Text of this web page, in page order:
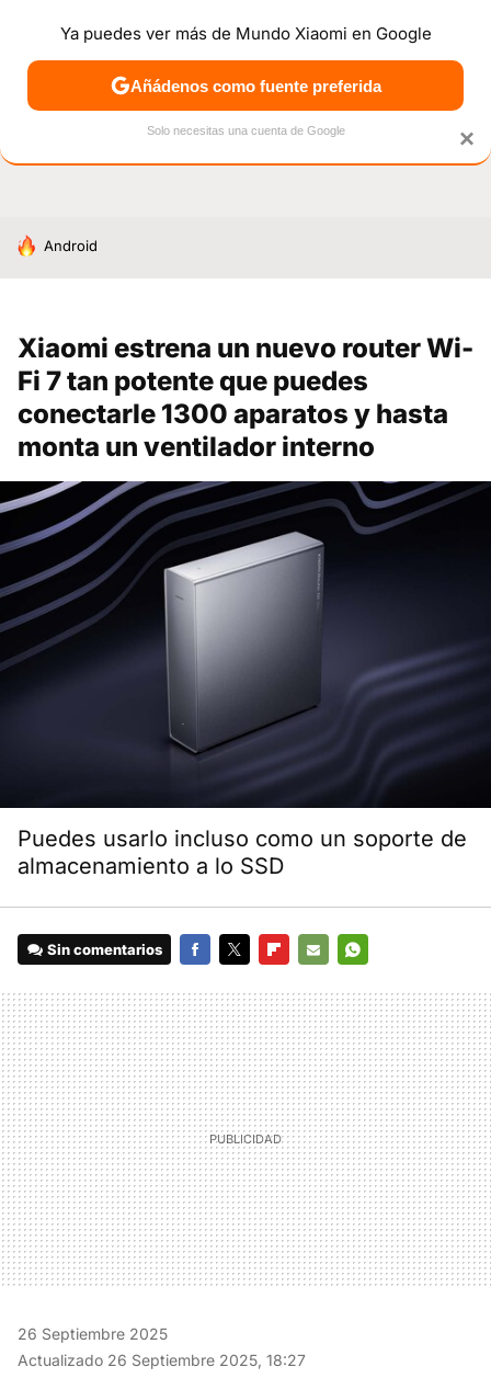
NOTICIAS MÓVILES TUTORIALES OFERTAS
HOY SE HABLA DE
Android
Xiaomi estrena un nuevo router Wi-
Fi 7 tan potente que puedes
conectarle 1300 aparatos y hasta
monta un ventilador interno
Puedes usarlo incluso como un soporte de
almacenamiento a lo SSD
Sin comentarios
MAIL
26 Septiembre 2025
Actualizado 26 Septiembre 2025, 18:27
×
Ya puedes ver más de Mundo Xiaomi en Google
Añádenos como fuente preferida
Solo necesitas una cuenta de Google